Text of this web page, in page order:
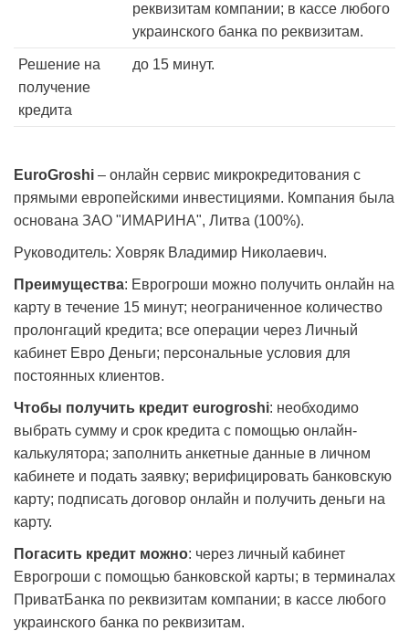
реквизитам компании; в кассе любого
украинского банка по реквизитам.
Решение на
получение
кредита
до 15 минут.
EuroGroshi – онлайн сервис микрокредитования с
прямыми европейскими инвестициями. Компания была
основана ЗАО "ИМАРИНА", Литва (100%).
Руководитель: Ховряк Владимир Николаевич.
Преимущества: Еврогроши можно получить онлайн на
карту в течение 15 минут; неограниченное количество
пролонгаций кредита; все операции через Личный
кабинет Евро Деньги; персональные условия для
постоянных клиентов.
Чтобы получить кредит eurogroshi: необходимо
выбрать сумму и срок кредита с помощью онлайн-
калькулятора; заполнить анкетные данные в личном
кабинете и подать заявку; верифицировать банковскую
карту; подписать договор онлайн и получить деньги на
карту.
Погасить кредит можно: через личный кабинет
Еврогроши с помощью банковской карты; в терминалах
ПриватБанка по реквизитам компании; в кассе любого
украинского банка по реквизитам.